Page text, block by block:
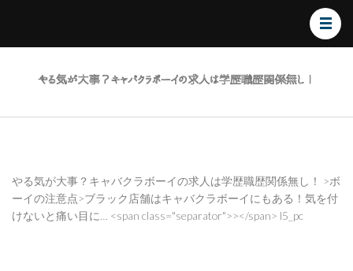
大
バク
ラボ
やる気が大事？キャバクラボーイの求人は学歴職歴関係無し！ >ボ
ーイの注意点>ブラック店舗はキャバクラボーイにもある！気を付
けないと痛い目に…
<span class="separator">></span> l5_pc